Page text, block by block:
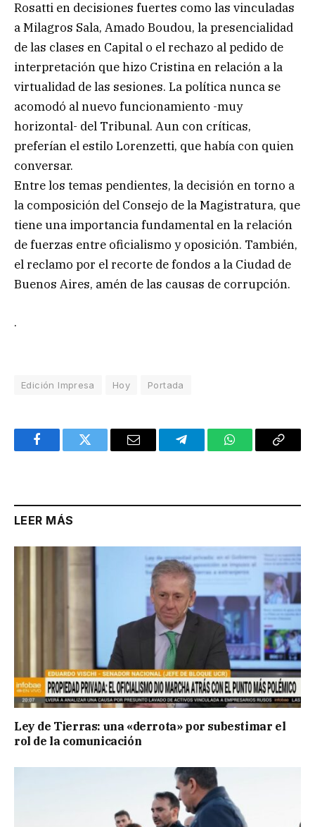
Rosatti en decisiones fuertes como las vinculadas
a Milagros Sala, Amado Boudou, la presencialidad
de las clases en Capital o el rechazo al pedido de
interpretación que hizo Cristina en relación a la
virtualidad de las sesiones. La política nunca se
acomodó al nuevo funcionamiento -muy
horizontal- del Tribunal. Aun con críticas,
preferían el estilo Lorenzetti, que había con quien
conversar.
Entre los temas pendientes, la decisión en torno a
la composición del Consejo de la Magistratura, que
tiene una importancia fundamental en la relación
de fuerzas entre oficialismo y oposición. También,
el reclamo por el recorte de fondos a la Ciudad de
Buenos Aires, amén de las causas de corrupción.
.
Edición Impresa Hoy Portada
FacebookTwitter Email TelegramWhatsAppCopy
LEER MÁS
Ley de Tierras: una «derrota» por subestimar el
rol de la comunicación